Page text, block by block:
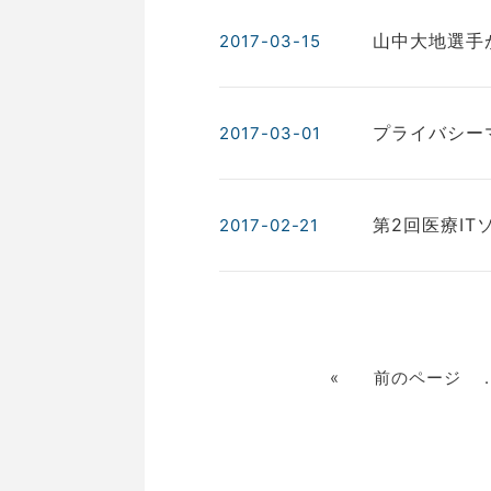
2017-03-15 山中大地選
2017-03-01 プライバシ
2017-02-21 第2回医療IT
« 前のページ